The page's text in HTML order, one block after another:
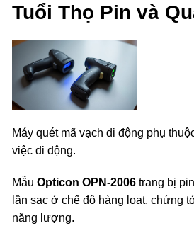
Tuổi Thọ Pin và
Máy quét mã vạch di động phụ
việc di động.
MẫuOpticon OPN-2006 trang bị
lần sạc ở chế độ hàng loạt, chứng
năng lượng.